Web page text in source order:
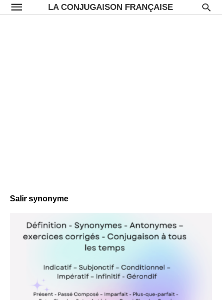
LA CONJUGAISON FRANÇAISE
Salir synonyme